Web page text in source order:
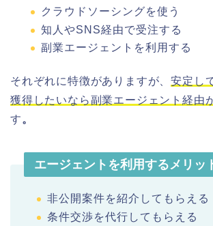
クラウドソーシングを使う
知人やSNS経由で受注する
副業エージェントを利用する
それぞれに特徴がありますが、安定し
獲得したいなら副業エージェント経由
す。
エージェントを利用するメリッ
非公開案件を紹介してもらえる
条件交渉を代行してもらえる